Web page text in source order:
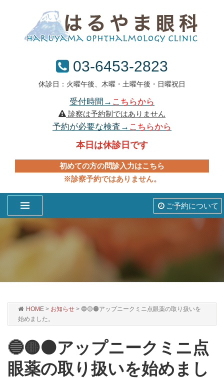
03-6453-2823
休診日：火曜午後、木曜・土曜午後・日曜祝日
受付時間→ こちらから
診察は予約制ではありません
予約が必要な検査→ こちらから
本日は休診日です
初めての方の問診入力はこちら
※診察予約ではありません。
ご予約について
HOME > お知らせ > 🔵🟡🟠アップニークミニ点眼薬の取り扱いを
始めました。
🔵🟡🟠アップニークミニ点
眼薬の取り扱いを始めまし